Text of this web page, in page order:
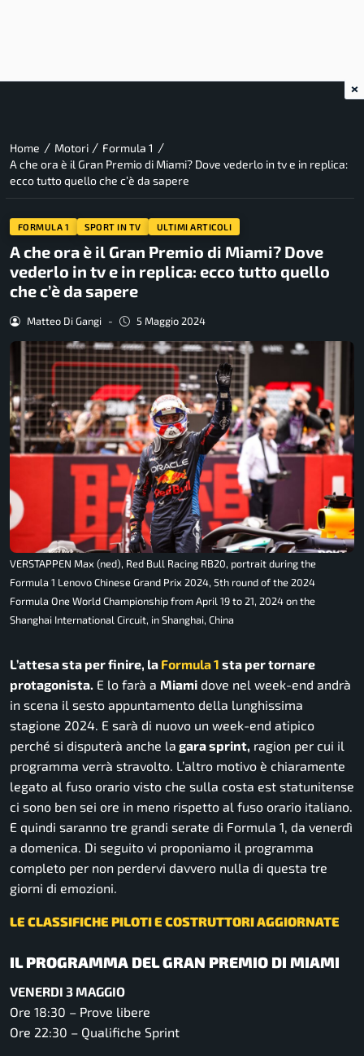
Home / Motori / Formula 1 /
A che ora è il Gran Premio di Miami? Dove vederlo in tv e in replica:
ecco tutto quello che c’è da sapere
FORMULA 1 SPORT IN TV ULTIMI ARTICOLI
A che ora è il Gran Premio di Miami? Dove
vederlo in tv e in replica: ecco tutto quello
che c’è da sapere
Matteo Di Gangi - 5 Maggio 2024
VERSTAPPEN Max (ned), Red Bull Racing RB20, portrait during the
Formula 1 Lenovo Chinese Grand Prix 2024, 5th round of the 2024
Formula One World Championship from April 19 to 21, 2024 on the
Shanghai International Circuit, in Shanghai, China
L’attesa sta per finire, la Formula 1 sta per tornare
protagonista. E lo farà a Miami dove nel week-end andrà
in scena il sesto appuntamento della lunghissima
stagione 2024. E sarà di nuovo un week-end atipico
perché si disputerà anche la gara sprint, ragion per cui il
programma verrà stravolto. L’altro motivo è chiaramente
legato al fuso orario visto che sulla costa est statunitense
ci sono ben sei ore in meno rispetto al fuso orario italiano.
E quindi saranno tre grandi serate di Formula 1, da venerdì
a domenica. Di seguito vi proponiamo il programma
completo per non perdervi davvero nulla di questa tre
giorni di emozioni.
LE CLASSIFICHE PILOTI E COSTRUTTORI AGGIORNATE
IL PROGRAMMA DEL GRAN PREMIO DI MIAMI
VENERDI 3 MAGGIO
Ore 18:30 – Prove libere
Ore 22:30 – Qualifiche Sprint
×